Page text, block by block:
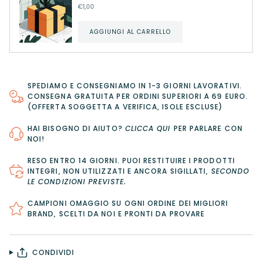
€1,00
AGGIUNGI AL CARRELLO
SPEDIAMO E CONSEGNIAMO IN 1-3 GIORNI LAVORATIVI.
CONSEGNA GRATUITA PER ORDINI SUPERIORI A 69 EURO.
(OFFERTA SOGGETTA A VERIFICA, ISOLE ESCLUSE)
HAI BISOGNO DI AIUTO? CLICCA QUI PER PARLARE CON
NOI!
RESO ENTRO 14 GIORNI. PUOI RESTITUIRE I PRODOTTI
INTEGRI, NON UTILIZZATI E ANCORA SIGILLATI, SECONDO
LE CONDIZIONI PREVISTE.
CAMPIONI OMAGGIO SU OGNI ORDINE DEI MIGLIORI
BRAND, SCELTI DA NOI E PRONTI DA PROVARE
CONDIVIDI